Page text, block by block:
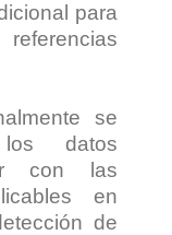
para
se
datos
con las
en
de